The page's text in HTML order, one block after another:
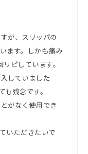
が、スリッパの
ます。しかも痛み
ピしています。
していました
残念です。
がなく使用でき
いただきたいで